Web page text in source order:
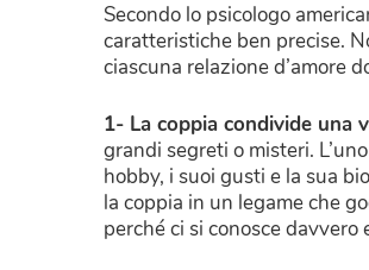
Secondo lo psicologo
caratteristiche ben precise.
ciascuna relazione d’amore
1- La coppia condivide una
grandi segreti o misteri.
hobby, i suoi gusti e la sua
la coppia in un legame che
perché ci si conosce davvero